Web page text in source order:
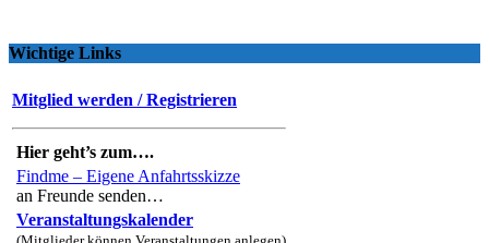
Wichtige Links
Mitglied werden / Registrieren
Hier geht’s zum….
Findme – Eigene Anfahrtsskizze
an Freunde senden…
Veranstaltungskalender
(Mitglieder können Veranstaltungen anlegen)